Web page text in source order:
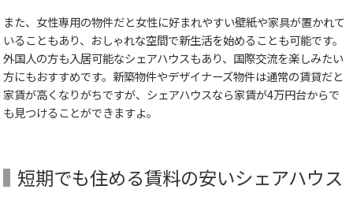
また、女性専用の物件だと女性に好まれやすい壁紙や家具が置かれて
いることもあり、おしゃれな空間で新生活を始めることも可能です。
外国人の方も入居可能なシェアハウスもあり、国際交流を楽しみたい
方にもおすすめです。新築物件やデザイナーズ物件は通常の賃貸だと
家賃が高くなりがちですが、シェアハウスなら家賃が4万円台からで
も見つけることができますよ。
短期でも住める賃料の安いシェアハウス